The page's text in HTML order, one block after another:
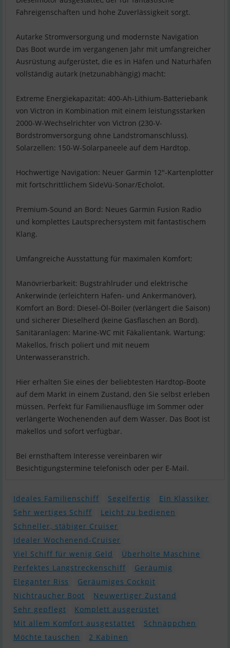
Fahreigenschaften und hohe Zuverlässigkeit sorgt.
Autarke Stromversorgung und modernste Navigation
Das Boot wurde im vergangenen Jahr mit umfangreicher
Ausrüstung aufgerüstet, die es in Häfen und Naturhäfen
vollständig autark (netzunabhängig) macht:
Extreme Energiekapazität: 400-Ah-Lithium-Batteriebank
von Victron in Kombination mit einem leistungsstarken
2000-W-Wechselrichter von Victron (230-V-
Bordstromversorgung ohne Landstromanschluss).
Solarzellen: 150-W-Solarpaneele auf dem Hardtop.
Hochwertige Navigation: Neuer Garmin 12"-Kartenplotter
mit fortschrittlichem SideVü-Sonar/Echolot.
Premium-Sound an Bord: Neues Garmin Fusion Radio
und komplettes Lautsprechersystem mit fantastischem
Klang.
Umfangreiche Ausstattung für maximalen Komfort:
Manövrierbarkeit: Bugstrahlruder und elektrische
Ankerwinde (erleichtern Hafen- und Ankermanöver).
Komfort an Bord: Diesel-Öl-Boiler (verlängert die Saison)
und sicherer Dieselherd (keine Gasflaschen an Bord).
Sanitäranlagen: Marine-WC mit Fäkalientank. Wartung:
Makellos, frisch poliert und mit neuem
Unterwasseranstrich.
Hier erhalten Sie eines der beliebtesten Hardtop-Boote
auf dem Markt in einem Zustand, den Sie selbst erleben
müssen. Perfekt für Familienausflüge im Sommer oder
verlängerte Wochenenden auf dem Wasser. Das Boot ist
makellos und sofort verfügbar.
Bei ernsthaftem Interesse vereinbaren wir
Besichtigungstermine telefonisch oder per E-Mail.
Ideales Familienschiff Segelfertig
Ein Klassiker
Sehr wertiges Schiff
Leicht zu bedienen
Schneller, stäbiger Cruiser
Idealer Wochenend-Cruiser
Viel Schiff für wenig Geld
Überholte Maschine
Perfektes Langstreckenschiff
Geräumig
Eleganter Riss
Geräumiges Cockpit
Nichtraucher Boot
Neuwertiger Zustand
Sehr gepflegt
Komplett ausgerüstet
Mit allem Komfort ausgestattet
Schnäppchen
Möchte tauschen
2 Kabinen